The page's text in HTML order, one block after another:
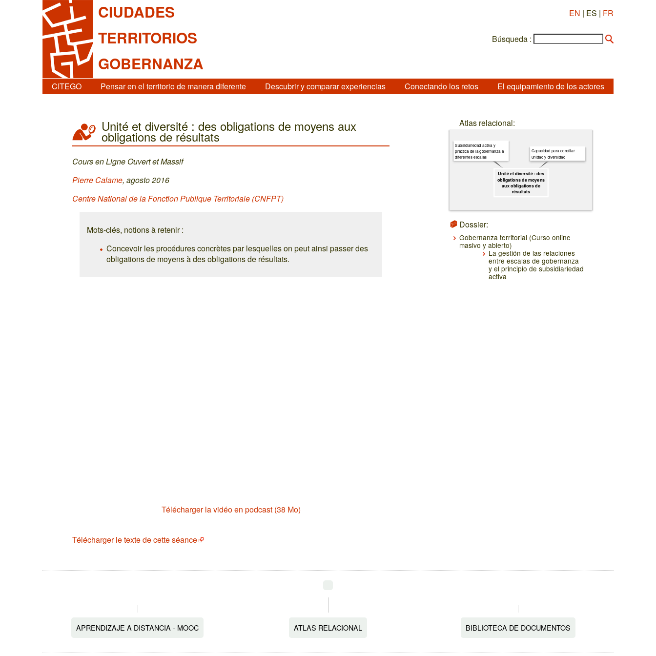
CIUDADES
TERRITORIOS
GOBERNANZA
EN | ES | FR
Búsqueda :
CITEGO Pensar en el territorio de manera diferente Descubrir y comparar experiencias Conectando los retos El equipamiento de los actores
Unité et diversité : des obligations de moyens aux
obligations de résultats
Cours en Ligne Ouvert et Massif
Pierre Calame, agosto 2016
Centre National de la Fonction Publique Territoriale (CNFPT)
Mots-clés, notions à retenir :
Concevoir les procédures concrètes par lesquelles on peut ainsi passer des
obligations de moyens à des obligations de résultats.
Télécharger la vidéo en podcast (38 Mo)
Télécharger le texte de cette séance
Atlas relacional:
Unité et diversité : des
obligations de moyens
aux obligations de
résultats
Capacidad para conciliar
unidad y diversidad
Subsidiariedad activa y
práctica de la gobernanza a
diferentes escalas
Dossier:
Gobernanza territorial (Curso online
masivo y abierto)
La gestión de las relaciones
entre escalas de gobernanza
y el principio de subsidiariedad
activa
APRENDIZAJE A DISTANCIA - MOOC ATLAS RELACIONAL BIBLIOTECA DE DOCUMENTOS